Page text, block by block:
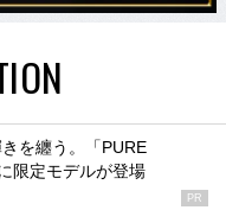
を纏う。「PURE
限定モデルが登場
PR